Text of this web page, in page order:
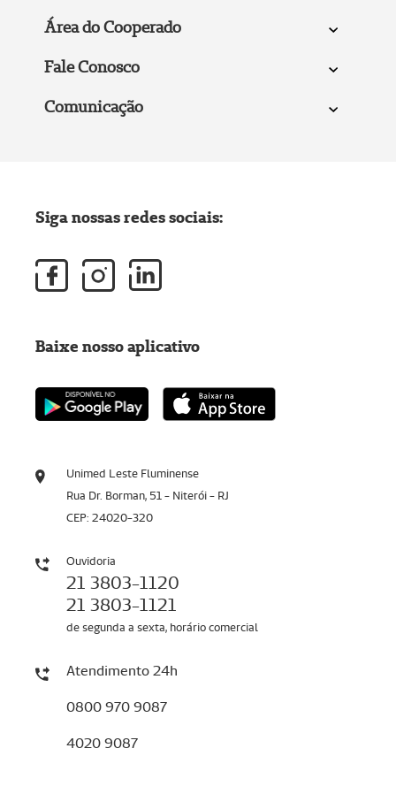
Área do Cooperado
Fale Conosco
Comunicação
Unimed Leste Fluminense
Rua Dr. Borman, 51 - Niterói - RJ
CEP: 24020-320
Ouvidoria
21 3803-1120
21 3803-1121
de segunda a sexta, horário comercial
Atendimento 24h
0800 970 9087
4020 9087
Siga nossas redes sociais:
Baixe nosso aplicativo